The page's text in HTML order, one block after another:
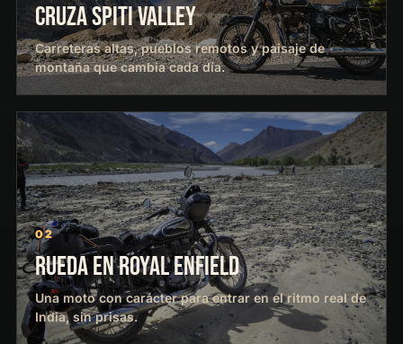
CRUZA SPITI VALLEY
Carreteras altas, pueblos remotos y paisaje de
montaña que cambia cada día.
02
RUEDA EN ROYAL ENFIELD
Una moto con carácter para entrar en el ritmo real de
India, sin prisas.